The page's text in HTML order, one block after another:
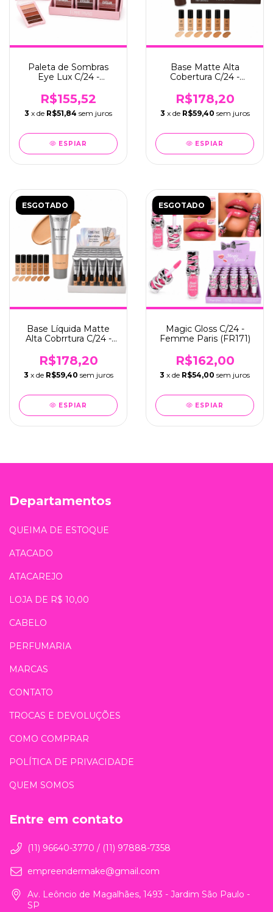
Paleta de Sombras
Eye Lux C/24 -
R$155,52
3 x de R$51,84 sem juros
ESPIAR
Base Matte Alta
Cobertura C/24 -
R$178,20
3 x de R$59,40 sem juros
ESPIAR
ESGOTADO
Base Líquida Matte
Alta Cobrrtura C/24 -
R$178,20
3 x de R$59,40 sem juros
ESPIAR
ESGOTADO
Magic Gloss C/24 -
Femme Paris (FR171)
R$162,00
3 x de R$54,00 sem juros
ESPIAR
Departamentos
QUEIMA DE ESTOQUE
ATACADO
ATACAREJO
LOJA DE R$ 10,00
CABELO
PERFUMARIA
MARCAS
CONTATO
TROCAS E DEVOLUÇÕES
COMO COMPRAR
POLÍTICA DE PRIVACIDADE
QUEM SOMOS
Entre em contato
(11) 96640-3770 / (11) 97888-7358
empreendermake@gmail.com
Av. Leôncio de Magalhães, 1493 - Jardim São Paulo -
SP